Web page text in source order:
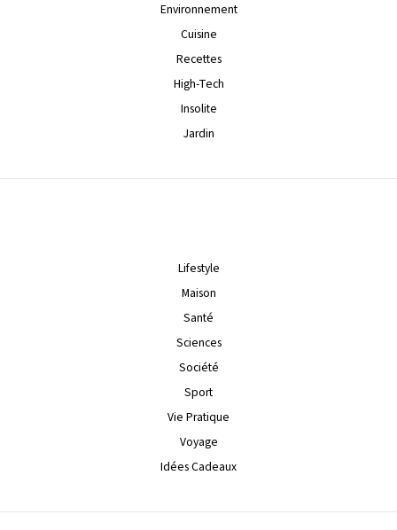
Environnement
Cuisine
Recettes
High-Tech
Insolite
Jardin
Lifestyle
Maison
Santé
Sciences
Société
Sport
Vie Pratique
Voyage
Idées Cadeaux